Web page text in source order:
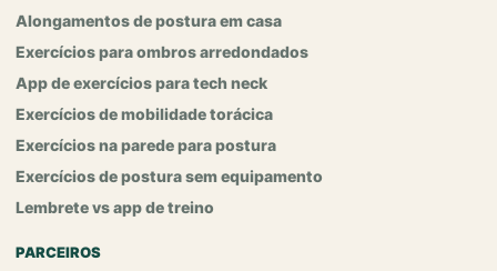
Alongamentos de postura em casa
Exercícios para ombros arredondados
App de exercícios para tech neck
Exercícios de mobilidade torácica
Exercícios na parede para postura
Exercícios de postura sem equipamento
Lembrete vs app de treino
PARCEIROS